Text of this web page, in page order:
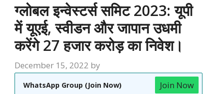
ग्लोबल इन्वेस्टर्स समिट 2023: यूपी
में यूएई, स्वीडन और जापान उधमी
करेंगे 27 हजार करोड़ का निवेश।
December 15, 2022 by
WhatsApp Group (Join Now) Join Now